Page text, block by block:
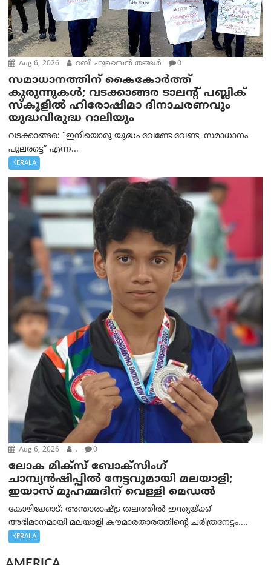
Aug 6, 2026 റബീ ഹുസൈന്‍ തങ്ങള്‍ 0
സമാധാനത്തിന് കൈകോർത്ത്
കുരുന്നുകൾ; വടക്കാങ്ങര ടാലന്റ് പബ്ലിക്
സ്കൂളിൽ ഹിരോഷിമാ ദിനാചരണവും
യുദ്ധവിരുദ്ധ റാലിയും
വടക്കാങ്ങര: “ഇനിയൊരു യുദ്ധം വേണ്ടേ വേണ്ട, സമാധാനം
പുലരട്ടെ” എന്ന...
KERALA
Aug 6, 2026 . 0
ലോക മിക്സ് ബോക്സിംഗ്
ചാമ്പ്യൻഷിപ്പിൽ നേട്ടവുമായി മലയാളി;
ഇയാസ് മുഹമ്മദിന് വെള്ളി മെഡൽ
കോഴിക്കോട്: അന്താരാഷ്ട്ര തലത്തിൽ ഇന്ത്യയ്ക്ക്
അഭിമാനമായി മലയാളി കൗമാരതാരത്തിന്റെ ചരിത്രനേട്ടം....
KERALA